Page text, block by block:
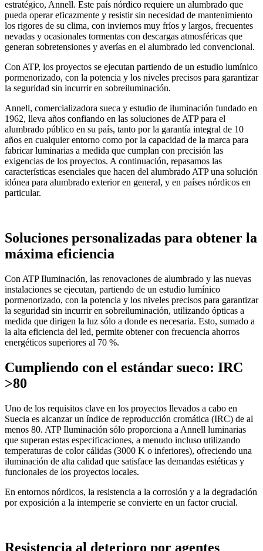
estratégico, Annell. Este país nórdico requiere un alumbrado que
pueda operar eficazmente y resistir sin necesidad de mantenimiento
los rigores de su clima, con inviernos muy fríos y largos, frecuentes
nevadas y ocasionales tormentas con descargas atmosféricas que
generan sobretensiones y averías en el alumbrado led convencional.
Con ATP, los proyectos se ejecutan partiendo de un estudio lumínico
pormenorizado, con la potencia y los niveles precisos para garantizar
la seguridad sin incurrir en sobreiluminación.
Annell, comercializadora sueca y estudio de iluminación fundado en
1962, lleva años confiando en las soluciones de ATP para el
alumbrado público en su país, tanto por la garantía integral de 10
años en cualquier entorno como por la capacidad de la marca para
fabricar luminarias a medida que cumplan con precisión las
exigencias de los proyectos. A continuación, repasamos las
características esenciales que hacen del alumbrado ATP una solución
idónea para alumbrado exterior en general, y en países nórdicos en
particular.
Soluciones personalizadas para obtener la
máxima eficiencia
Con ATP Iluminación, las renovaciones de alumbrado y las nuevas
instalaciones se ejecutan, partiendo de un estudio lumínico
pormenorizado, con la potencia y los niveles precisos para garantizar
la seguridad sin incurrir en sobreiluminación, utilizando ópticas a
medida que dirigen la luz sólo a donde es necesaria. Esto, sumado a
la alta eficiencia del led, permite obtener con frecuencia ahorros
energéticos superiores al 70 %.
Cumpliendo con el estándar sueco: IRC
>80
Uno de los requisitos clave en los proyectos llevados a cabo en
Suecia es alcanzar un índice de reproducción cromática (IRC) de al
menos 80. ATP Iluminación sólo proporciona a Annell luminarias
que superan estas especificaciones, a menudo incluso utilizando
temperaturas de color cálidas (3000 K o inferiores), ofreciendo una
iluminación de alta calidad que satisface las demandas estéticas y
funcionales de los proyectos locales.
En entornos nórdicos, la resistencia a la corrosión y a la degradación
por exposición a la intemperie se convierte en un factor crucial.
Resistencia al deterioro por agentes